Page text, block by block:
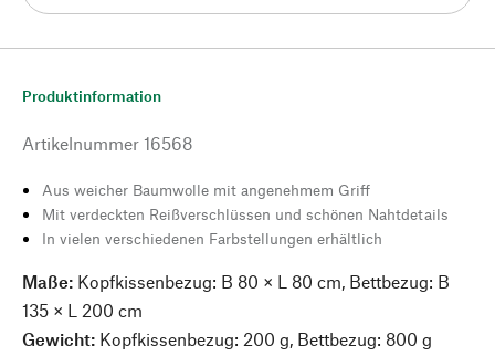
Produktinformation
Artikelnummer 16568
Aus weicher Baumwolle mit angenehmem Griff
Mit verdeckten Reißverschlüssen und schönen Nahtdetails
In vielen verschiedenen Farbstellungen erhältlich
Maße: Kopfkissenbezug: B 80 × L 80 cm, Bettbezug: B
135 × L 200 cm
Gewicht: Kopfkissenbezug: 200 g, Bettbezug: 800 g